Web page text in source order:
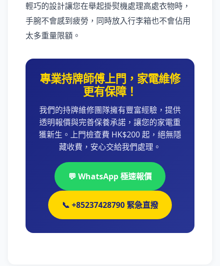
輕巧的設計讓您在舉起掛熨機處理高處衣物時，
手腕不會感到疲勞，同時放入行李箱也不會佔用
太多重量限額。
專業持牌師傅上門，家電維修
更有保障！
我們的持牌維修團隊擁有豐富經驗，提供
透明報價與完善保養承諾，讓您的家電重
獲新生。上門檢查費 HK$200 起，絕無隱
藏收費，安心交給我們處理。
💬 WhatsApp 極速報價
📞 +85237428790 緊急直撥